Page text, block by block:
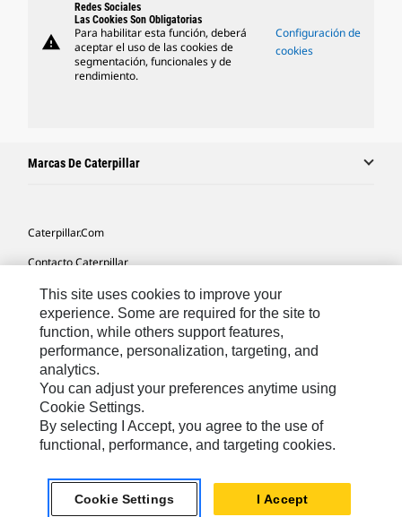
warning
Redes Sociales
Las Cookies Son Obligatorias
Para habilitar esta función, deberá
aceptar el uso de las cookies de
segmentación, funcionales y de
rendimiento.
Configuración de
cookies
Marcas De Caterpillar
Caterpillar.com
Contacto Caterpillar
Mis Preferencias De Marketing
Mapa Del Sitio
Cookie Settings
Aviso Legal
Privacidad
Europe-Spanish© 2026 Caterpillar. Reservados todos los derechos
This site uses cookies to improve your
experience. Some are required for the site to
function, while others support features,
performance, personalization, targeting, and
analytics.
You can adjust your preferences anytime using
Cookie Settings.
By selecting I Accept, you agree to the use of
functional, performance, and targeting cookies.
Cookie Settings I Accept